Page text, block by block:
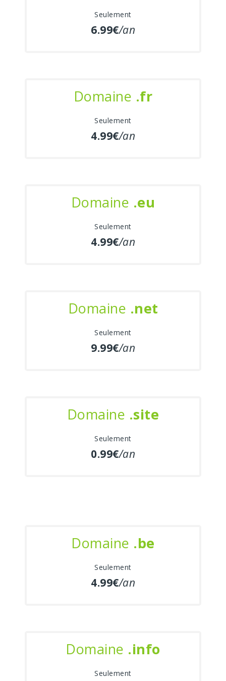
Seulement
6.99€/an
Domaine .fr
Seulement
4.99€/an
Domaine .eu
Seulement
4.99€/an
Domaine .net
Seulement
9.99€/an
Domaine .site
Seulement
0.99€/an
Domaine .be
Seulement
4.99€/an
Domaine .info
Seulement